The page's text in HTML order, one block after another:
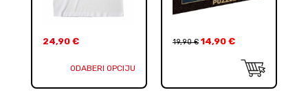
24,90 €
ODABERI OPCIJU
19,90€ 14,90 €